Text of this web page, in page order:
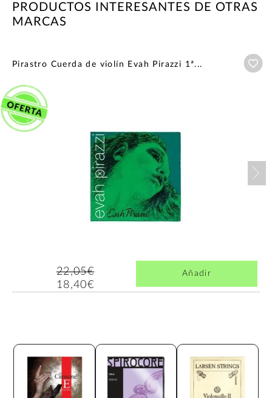
PRODUCTOS INTERESANTES DE OTRAS
MARCAS
Pirastro Cuerda de violín Evah Pirazzi 1ª...
22,05€
18,40€
Añadir